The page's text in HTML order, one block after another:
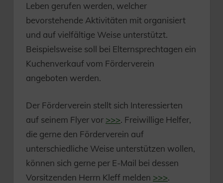
Leben gerufen werden, welcher
bevorstehende Aktivitäten mit organisiert
und auf vielfältige Weise unterstützt.
Beispielsweise soll bei Elternsprechtagen ein
Kuchenverkauf vom Förderverein
angeboten werden.
Der Förderverein stellt sich Interessierten
auf seinem Flyer vor >>>. Freiwillige Helfer,
die gerne den Förderverein auf
unterschiedliche Weise unterstützen wollen,
können sich gerne per E-Mail bei dessen
Vorsitzenden Herrn Kleff melden >>>.